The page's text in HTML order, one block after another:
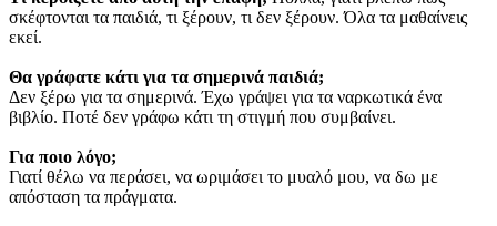
σκέφτονται τα παιδιά, τι ξέρουν, τι δεν ξέρουν. Όλα τα μαθαίνεις
εκεί.
Θα γράφατε κάτι για τα σημερινά παιδιά;
Δεν ξέρω για τα σημερινά. Έχω γράψει για τα ναρκωτικά ένα
βιβλίο. Ποτέ δεν γράφω κάτι τη στιγμή που συμβαίνει.
Για ποιο λόγο;
Γιατί θέλω να περάσει, να ωριμάσει το μυαλό μου, να δω με
απόσταση τα πράγματα.